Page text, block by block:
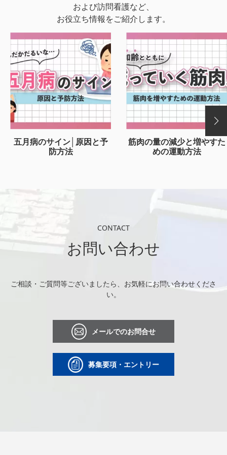
および訪問看護など、
お役立ち情報をご紹介します。
五月病のサイン│原因と予
防方法
筋肉の量の減少と増やすた
めの運動方法
CONTACT
お問い合わせ
ご相談・ご質問等ございましたら、お気軽にお問い合わせくださ
い。
メールでのお問合せ
募集要項・エントリー